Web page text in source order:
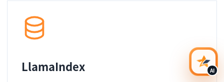
LlamaIndex AI
AI 咨